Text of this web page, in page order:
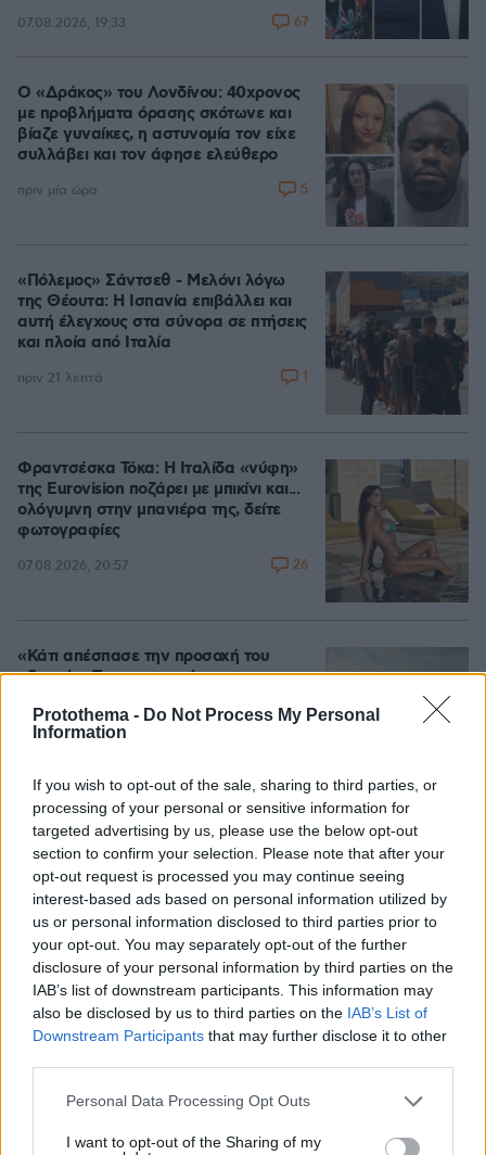
Protothema - Do Not Process My Personal
Information
If you wish to opt-out of the sale, sharing to third parties, or
processing of your personal or sensitive information for
targeted advertising by us, please use the below opt-out
section to confirm your selection. Please note that after your
opt-out request is processed you may continue seeing
interest-based ads based on personal information utilized by
us or personal information disclosed to third parties prior to
your opt-out. You may separately opt-out of the further
disclosure of your personal information by third parties on the
IAB’s list of downstream participants. This information may
also be disclosed by us to third parties on the IAB’s List of
Downstream Participants that may further disclose it to other
Please note that this website/app uses one or more Google
not limited to your visit or usage behaviour. You may click to
Personal Data Processing Opt Outs
I want to opt-out of the Sharing of my
07.08.2026, 19:33 67
Ο «Δράκος» του Λονδίνου: 40χρονος
με προβλήματα όρασης σκότωνε και
βίαζε γυναίκες, η αστυνομία τον είχε
συλλάβει και τον άφησε ελεύθερο
πριν μία ώρα 5
«Πόλεμος» Σάντσεθ - Μελόνι λόγω
της Θέουτα: Η Ισπανία επιβάλλει και
αυτή έλεγχους στα σύνορα σε πτήσεις
και πλοία από Ιταλία
πριν 21 λεπτά 1
Φραντσέσκα Τόκα: Η Ιταλίδα «νύφη»
της Eurovision ποζάρει με μπικίνι και...
ολόγυμνη στην μπανιέρα της, δείτε
φωτογραφίες
07.08.2026, 20:57 26
Loaded:
«Κάτι απέσπασε την προσοχή του
οδηγού»: Πραγματογνώμονας
δυστυχήματος στις Σέρρες
Games
Cut The Rope